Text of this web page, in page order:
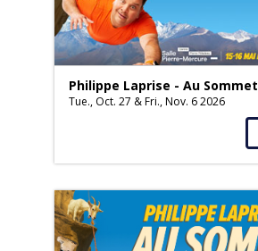
Philippe Laprise - Au Sommet
Tue., Oct. 27 & Fri., Nov. 6 2026